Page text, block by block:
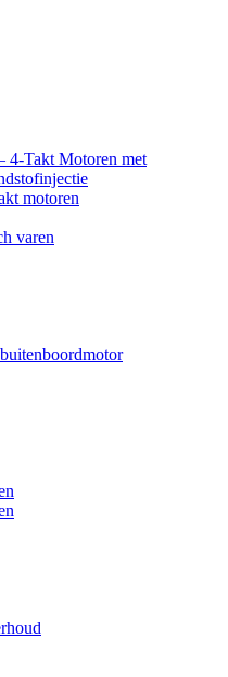
4-Takt Motoren met
motoren
varen